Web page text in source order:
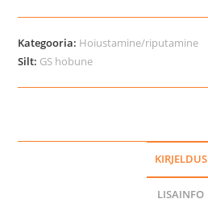
Kategooria: Hoiustamine/riputamine
Silt: GS hobune
KIRJELDUS
LISAINFO